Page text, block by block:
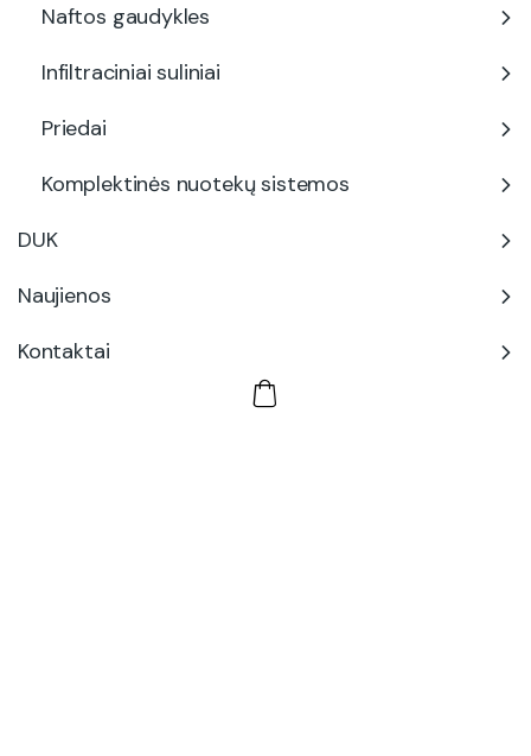
Naftos gaudykles
Infiltraciniai suliniai
Priedai
Komplektinės nuotekų sistemos
DUK
Naujienos
Kontaktai